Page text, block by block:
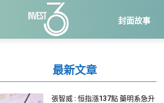
封面故事
最新文章
張智威 : 恒指漲137點 藥明系急升